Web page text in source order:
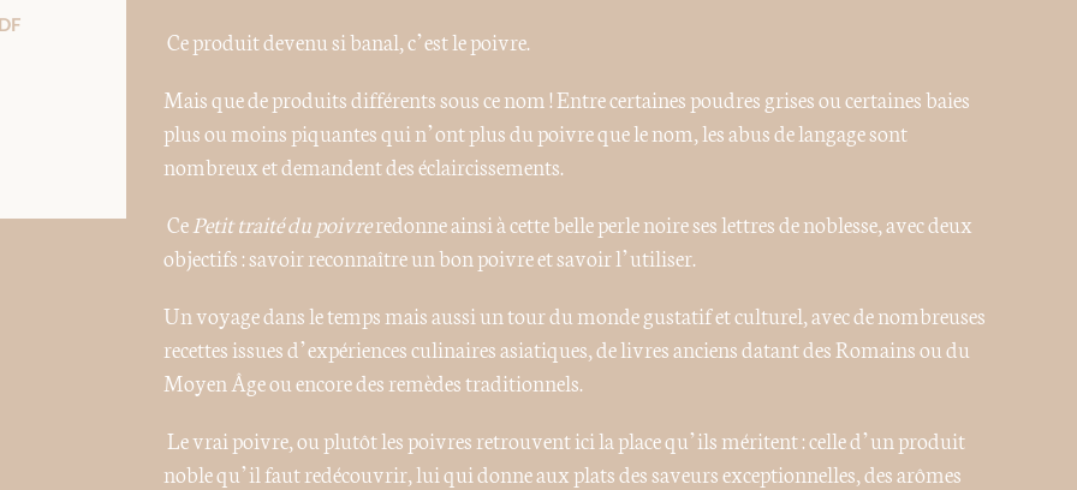
Ce produit devenu si banal, c’est le poivre.
Mais que de produits différents sous ce nom ! Entre certaines poudres grises ou certaines baies
plus ou moins piquantes qui n’ont plus du poivre que le nom, les abus de langage sont
nombreux et demandent des éclaircissements.
CePetit traité du poivreredonne ainsi à cette belle perle noire ses lettres de noblesse, avec deux
objectifs : savoir reconnaître un bon poivre et savoir l’utiliser.
Un voyage dans le temps mais aussi un tour du monde gustatif et culturel, avec de nombreuses
recettes issues d’expériences culinaires asiatiques, de livres anciens datant des Romains ou du
Moyen Âge ou encore des remèdes traditionnels.
Le vrai poivre, ou plutôt les poivres retrouvent ici la place qu’ils méritent : celle d’un produit
noble qu’il faut redécouvrir, lui qui donne aux plats des saveurs exceptionnelles, des arômes